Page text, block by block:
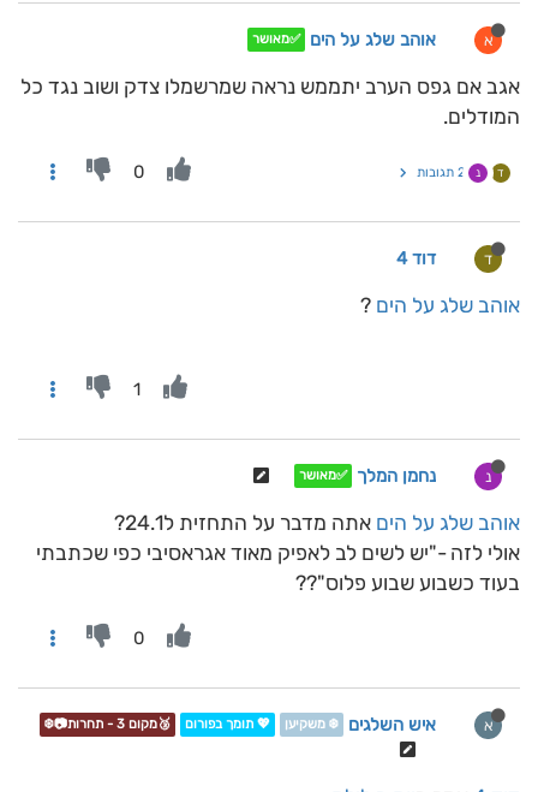
א אוהב שלג על הים ✅מאושר
אגב אם גפס הערב יתממש נראה שמרשמלו צדק ושוב נגד כל
המודלים.
ד נ 2 תגובות 0
ד דוד 4
אוהב שלג על הים ?
1
נ נחמן המלך ✅מאושר
אוהב שלג על הים אתה מדבר על התחזית ל24.1?
אולי לזה -"יש לשים לב לאפיק מאוד אגראסיבי כפי שכתבתי
בעוד כשבוע שבוע פלוס"??
0
א איש השלגים ❄️ משקיען 💖 תומך בפורום 🥉מקום 3 - תחרות📷❄️